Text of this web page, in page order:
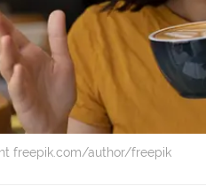
freepik.com/author/freepik